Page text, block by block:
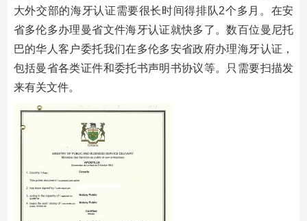
大外交部的海牙认证需要很长时间得排队2个多月。在安
省多伦多办理曼省文件海牙认证就快多了。数百位曼尼托
巴的华人客户委托我们在多伦多安省政府办理海牙认证，
包括曼省各类证件和委托书声明书协议等。只需要扫描发
来有关文件。